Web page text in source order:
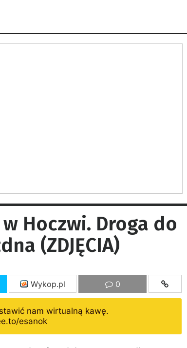
w Hoczwi. Droga do
(ZDJĘCIA)
Wykop.pl 0
nam wirtualną kawę.
esanok